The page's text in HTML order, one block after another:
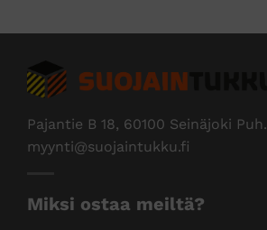
Pajantie B 18, 60100 Seinäjoki Puh.
myynti@suojaintukku.fi
Miksi ostaa meiltä?